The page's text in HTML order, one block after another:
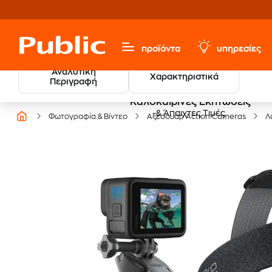
προϊόντα υπηρεσίες
Αναλυτική
Περιγραφή
Χαρακτηριστικά
Καλοκαιρινές Εκπτώσεις
& Άπαιχτες Τιμές
Φωτογραφία & Βίντεο Αξεσουάρ Action Cameras